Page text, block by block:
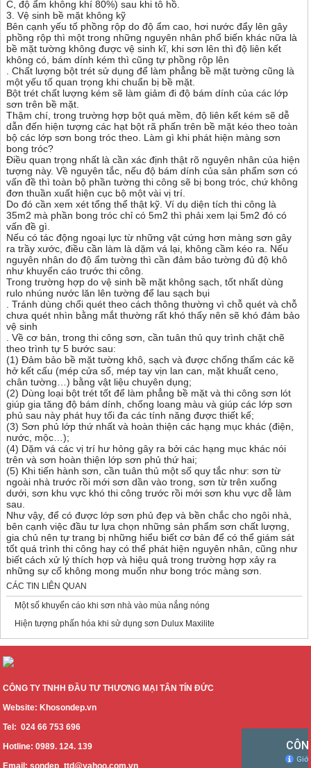
C, độ ẩm không khí 80%) sau khi tô hồ.
3. Vệ sinh bề mặt không kỹ
Bên cạnh yếu tố phồng rộp do độ ẩm cao, hơi nước đẩy lên gây
phồng rộp thì một trong những nguyên nhân phổ biến khác nữa là
bề mặt tường không được vệ sinh kĩ, khi sơn lên thì độ liên kết
không có, bám dính kém thì cũng tự phồng rộp lên
. Chất lượng bột trét sử dụng để làm phẳng bề mặt tường cũng là
một yếu tố quan trọng khi chuẩn bị bề mặt.
Bột trét chất lượng kém sẽ làm giảm đi độ bám dính của các lớp
sơn trên bề mặt.
Thậm chí, trong trường hợp bột quá mềm, độ liên kết kém sẽ dễ
dẫn đến hiện tượng các hạt bột rã phấn trên bề mặt kéo theo toàn
bộ các lớp sơn bong tróc theo. Làm gì khi phát hiện màng sơn
bong tróc?
Điều quan trọng nhất là cần xác định thật rõ nguyên nhân của hiện
tượng này. Về nguyên tắc, nếu độ bám dính của sản phẩm sơn có
vấn đề thì toàn bộ phần tường thi công sẽ bị bong tróc, chứ không
đơn thuần xuất hiện cục bộ một vài vị trí.
Do đó cần xem xét tổng thể thật kỹ. Ví dụ diện tích thi công là
35m2 mà phần bong tróc chỉ có 5m2 thì phải xem lại 5m2 đó có
vấn đề gì.
Nếu có tác động ngoại lực từ những vật cứng hơn màng sơn gây
ra trầy xước, điều cần làm là dặm vá lại, không cầm kéo ra. Nếu
nguyên nhân do độ ẩm tường thì cần đảm bảo tường đủ độ khô
như khuyến cáo trước thi công.
Trong trường hợp do vệ sinh bề mặt không sạch, tốt nhất dùng
rulo nhúng nước lăn lên tường để lau sạch bụi
. Tránh dùng chổi quét theo cách thông thường vì chỗ quét và chỗ
chưa quét nhìn bằng mắt thường rất khó thấy nên sẽ khó đảm bảo
vệ sinh
. Về cơ bản, trong thi công sơn, cần tuân thủ quy trình chặt chẽ
theo trình tự 5 bước sau:
(1) Đảm bảo bề mặt tường khô, sạch và được chống thấm các kẽ
hở kết cấu (mép cửa sổ, mép tay vịn lan can, mặt khuất ceno,
chân tường…) bằng vật liệu chuyên dụng;
(2) Dùng loại bột trét tốt để làm phẳng bề mặt và thi công sơn lót
giúp gia tăng độ bám dính, chống loang màu và giúp các lớp sơn
phủ sau này phát huy tối đa các tính năng được thiết kế;
(3) Sơn phủ lớp thứ nhất và hoàn thiện các hạng mục khác (điện,
nước, mộc…);
(4) Dặm vá các vị trí hư hỏng gây ra bởi các hạng mục khác nói
trên và sơn hoàn thiện lớp sơn phủ thứ hai;
(5) Khi tiến hành sơn, cần tuân thủ một số quy tắc như: sơn từ
ngoài nhà trước rồi mới sơn dần vào trong, sơn từ trên xuống
dưới, sơn khu vực khó thi công trước rồi mới sơn khu vực dễ làm
sau.
Như vậy, để có được lớp sơn phủ đẹp và bền chắc cho ngôi nhà,
bên cạnh việc đầu tư lựa chọn những sản phẩm sơn chất lượng,
gia chủ nên tự trang bị những hiểu biết cơ bản để có thể giám sát
tốt quá trình thi công hay có thể phát hiện nguyên nhân, cũng như
biết cách xử lý thích hợp và hiệu quả trong trường hợp xảy ra
những sự cố không mong muốn như bong tróc màng sơn.
CÁC TIN LIÊN QUAN
Một số khuyến cáo khi sơn nhà vào mùa nắng nóng
Hiện tượng phấn hóa khi sử dụng sơn Dulux Maxilite
CÔNG TY TNHH ĐẦU TƯ THƯƠNG MẠI TÂN TÍN ĐỨC
Website: Khosondep.vn
Tel: 024 66 753 696
Hotline: 0989. 124. 139
Email: sondep_ttd@yahoo.com.vn